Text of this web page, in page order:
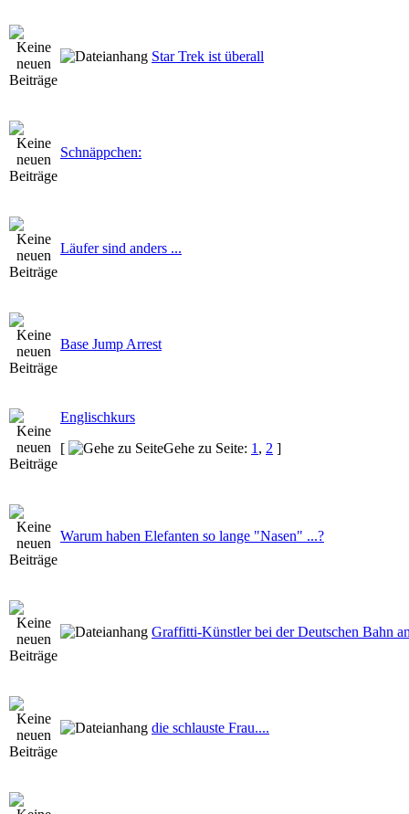
Star Trek ist überall
Schnäppchen:
Läufer sind anders ...
Base Jump Arrest
Englischkurs
[
Gehe zu Seite: 1 , 2 ]
Warum haben Elefanten so lange "Nasen" ...?
Graffitti-Künstler bei der Deutschen Bahn
die schlauste Frau....